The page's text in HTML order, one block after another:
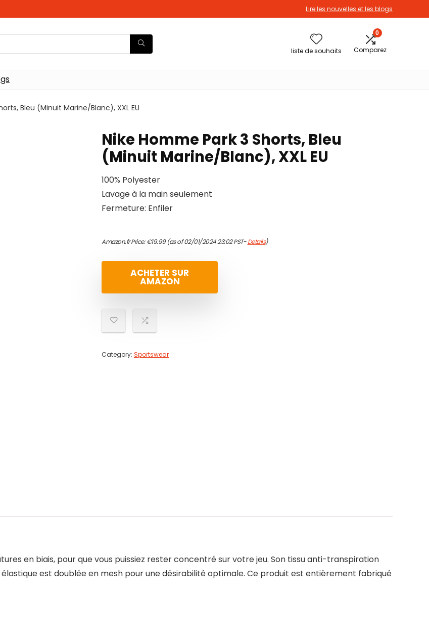
Lire les nouvelles et les blogs
liste de souhaits
0
Comparez
Bleu (Minuit Marine/Blanc), XXL EU
Nike Homme Park 3 Shorts, Bleu
(Minuit Marine/Blanc), XXL EU
100% Polyester
Lavage à la main seulement
Fermeture: Enfiler
Amazon.fr Price:€19.99(as of 02/01/2024 23:02 PST-Details)
ACHETER SUR
AMAZON
Category: Sportswear
en biais, pour que vous puissiez rester concentré sur votre jeu. Son tissu anti-transpiration
est doublée en mesh pour une désirabilité optimale. Ce produit est entièrement fabriqué